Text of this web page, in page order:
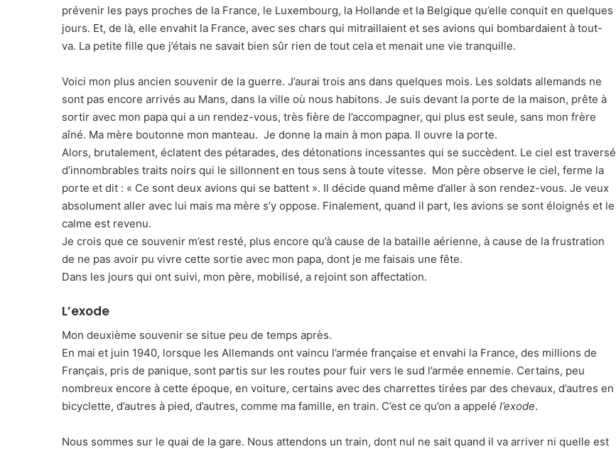
prévenir les pays proches de la France, le Luxembourg, la Hollande et la Belgique qu’elle conquit en quelques
jours. Et, de là, elle envahit la France, avec ses chars qui mitraillaient et ses avions qui bombardaient à tout-
va. La petite fille que j’étais ne savait bien sûr rien de tout cela et menait une vie tranquille.
Voici mon plus ancien souvenir de la guerre. J’aurai trois ans dans quelques mois. Les soldats allemands ne
sont pas encore arrivés au Mans, dans la ville où nous habitons. Je suis devant la porte de la maison, prête à
sortir avec mon papa qui a un rendez-vous, très fière de l’accompagner, qui plus est seule, sans mon frère
aîné. Ma mère boutonne mon manteau. Je donne la main à mon papa. Il ouvre la porte.
Alors, brutalement, éclatent des pétarades, des détonations incessantes qui se succèdent. Le ciel est traversé
d’innombrables traits noirs qui le sillonnent en tous sens à toute vitesse. Mon père observe le ciel, ferme la
porte et dit : « Ce sont deux avions qui se battent ». Il décide quand même d’aller à son rendez-vous. Je veux
absolument aller avec lui mais ma mère s’y oppose. Finalement, quand il part, les avions se sont éloignés et le
calme est revenu.
Je crois que ce souvenir m’est resté, plus encore qu’à cause de la bataille aérienne, à cause de la frustration
de ne pas avoir pu vivre cette sortie avec mon papa, dont je me faisais une fête.
Dans les jours qui ont suivi, mon père, mobilisé, a rejoint son affectation.
L’exode
Mon deuxième souvenir se situe peu de temps après.
En mai et juin 1940, lorsque les Allemands ont vaincu l’armée française et envahi la France, des millions de
Français, pris de panique, sont partis sur les routes pour fuir vers le sud l’armée ennemie. Certains, peu
nombreux encore à cette époque, en voiture, certains avec des charrettes tirées par des chevaux, d’autres en
bicyclette, d’autres à pied, d’autres, comme ma famille, en train. C’est ce qu’on a appelé l’exode.
Nous sommes sur le quai de la gare. Nous attendons un train, dont nul ne sait quand il va arriver ni quelle est